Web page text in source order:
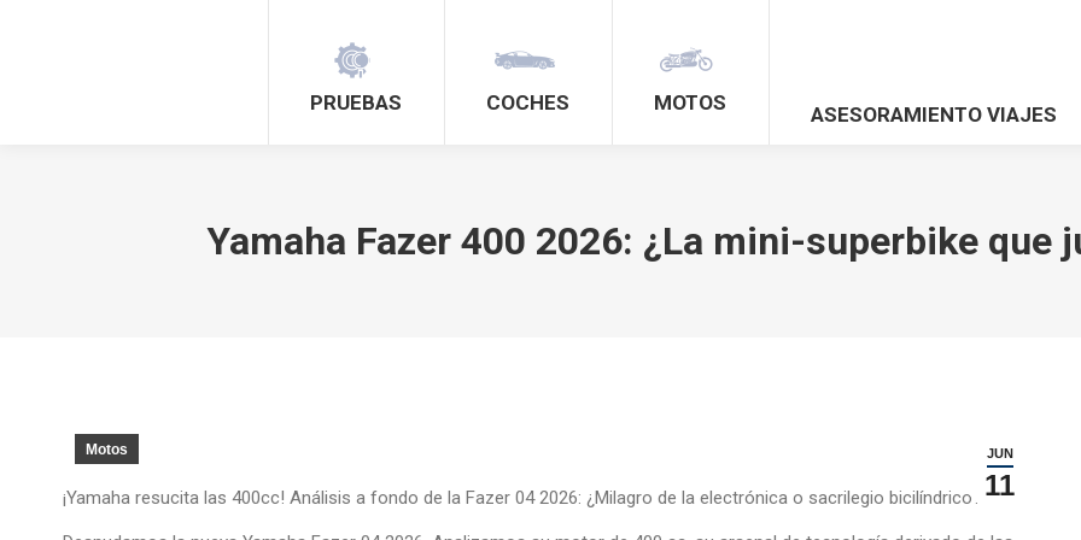
PRUEBAS COCHES MOTOS ASESORAMIENTO VIAJES
Yamaha Fazer 400 2026: ¿La mini-superbike que
JUN
11
Motos
¡Yamaha resucita las 400cc! Análisis a fondo de la Fazer 04 2026: ¿Milagro de la electrónica o sacrilegio bicilíndrico?